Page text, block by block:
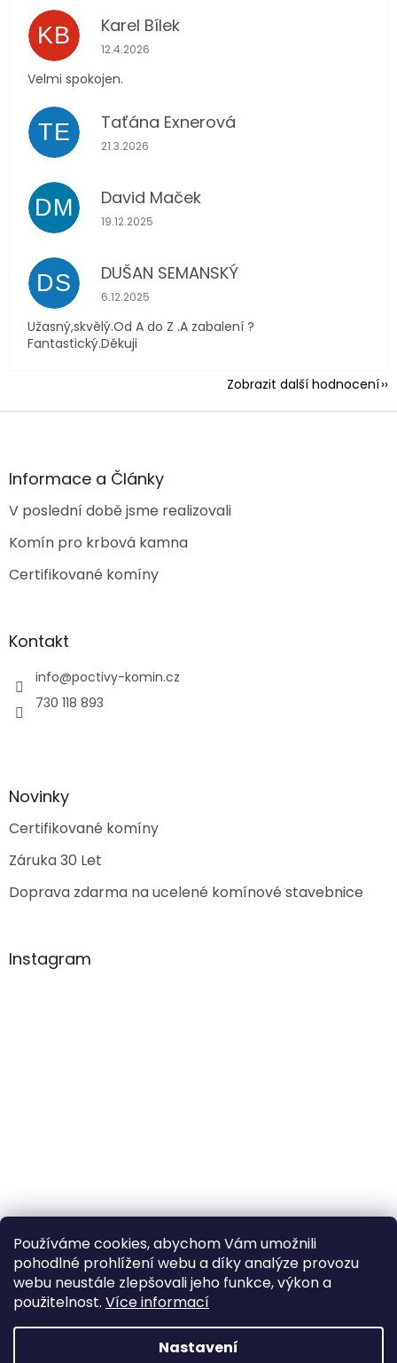
Používáme cookies, abychom Vám umožnili
pohodlné prohlížení webu a díky analýze provozu
webu neustále zlepšovali jeho funkce, výkon a
použitelnost. Více informací
Nastavení
KB Karel Bílek
Hodnocení obchodu je 5 z 5 hvězdiček.
12.4.2026
Velmi spokojen.
TE Taťána Exnerová
Hodnocení obchodu je 5 z 5 hvězdiček.
21.3.2026
DM David Maček
Hodnocení obchodu je 5 z 5 hvězdiček.
19.12.2025
DS DUŠAN SEMANSKÝ
Hodnocení obchodu je 5 z 5 hvězdiček.
6.12.2025
Užasný,skvělý.Od A do Z .A zabalení ?
Fantastický.Děkuji
Zobrazit další hodnocení
Z
aInformace a Články
V poslední době jsme realizovali
Komín pro krbová kamna
Certifikované komíny
Kontakt
info@poctivy-komin.cz
730 118 893
Novinky
Certifikované komíny
Záruka 30 Let
Doprava zdarma na ucelené komínové stavebnice
Instagram
Sledovat na Instagramu
Vytvořil Shoptet